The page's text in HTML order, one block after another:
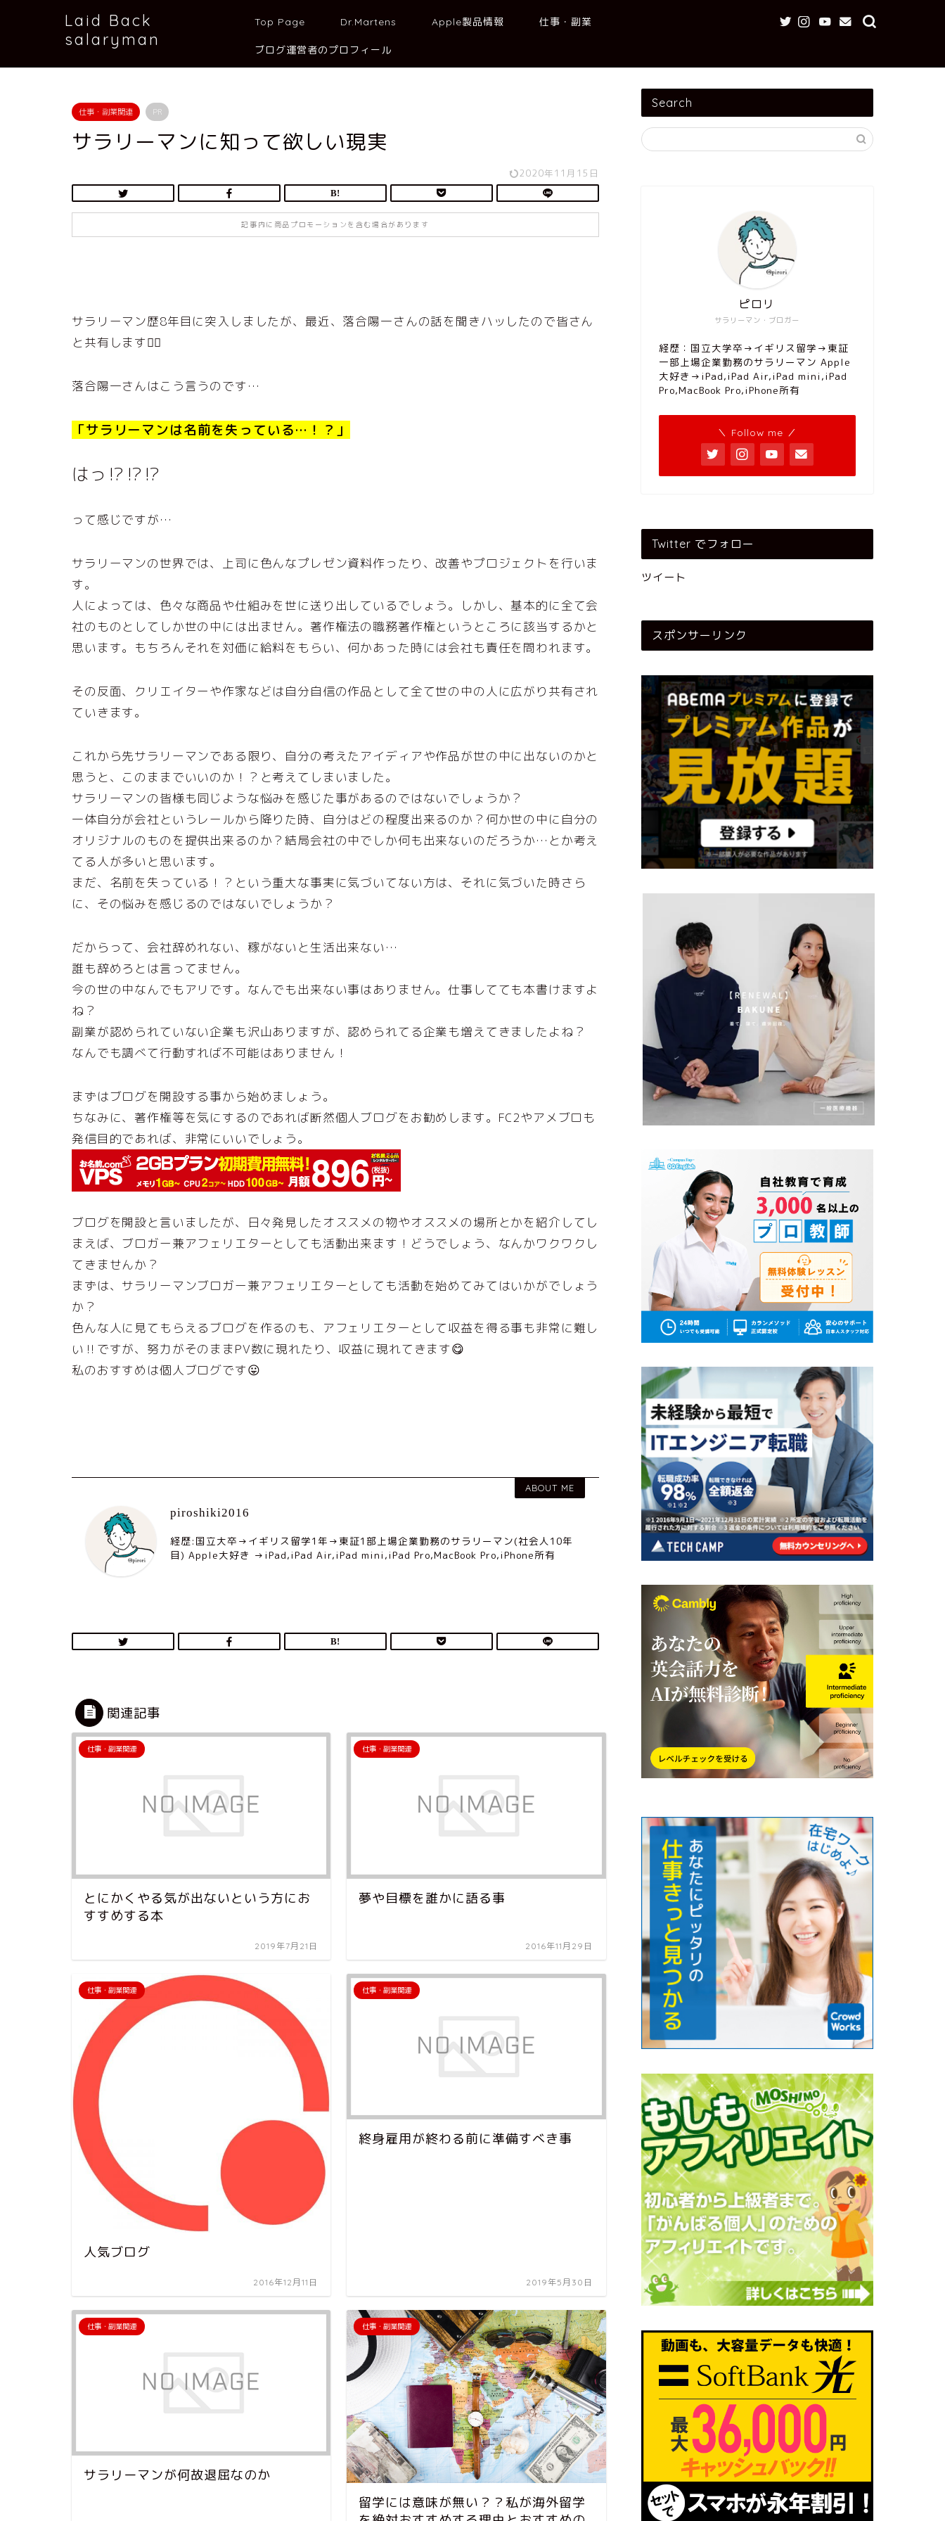
Laid Back
salaryman
Top Page Dr.Martens Apple製品情報 仕事・副業
ブログ運営者のプロフィール
仕事・副業関連 PR
サラリーマンに知って欲しい現実
2020年11月15日
記事内に商品プロモーションを含む場合があります
サラリーマン歴8年目に突入しましたが、最近、落合陽一さんの話を聞きハッしたので皆さん
と共有します🙇‍♂️
落合陽一さんはこう言うのです…
「サラリーマンは名前を失っている…！？」
はっ⁉️⁉️⁉️
って感じですが…
サラリーマンの世界では、上司に色んなプレゼン資料作ったり、改善やプロジェクトを行いま
す。
人によっては、色々な商品や仕組みを世に送り出しているでしょう。しかし、基本的に全て会
社のものとしてしか世の中には出ません。著作権法の職務著作権というところに該当するかと
思います。もちろんそれを対価に給料をもらい、何かあった時には会社も責任を問われます。
その反面、クリエイターや作家などは自分自信の作品として全て世の中の人に広がり共有され
ていきます。
これから先サラリーマンである限り、自分の考えたアイディアや作品が世の中に出ないのかと
思うと、このままでいいのか！？と考えてしまいました。
サラリーマンの皆様も同じような悩みを感じた事があるのではないでしょうか？
一体自分が会社というレールから降りた時、自分はどの程度出来るのか？何か世の中に自分の
オリジナルのものを提供出来るのか？結局会社の中でしか何も出来ないのだろうか…とか考え
てる人が多いと思います。
まだ、名前を失っている！？という重大な事実に気づいてない方は、それに気づいた時さら
に、その悩みを感じるのではないでしょうか？
だからって、会社辞めれない、稼がないと生活出来ない…
誰も辞めろとは言ってません。
今の世の中なんでもアリです。なんでも出来ない事はありません。仕事してても本書けますよ
ね？
副業が認められていない企業も沢山ありますが、認められてる企業も増えてきましたよね？
なんでも調べて行動すれば不可能はありません！
まずはブログを開設する事から始めましょう。
ちなみに、著作権等を気にするのであれば断然個人ブログをお勧めします。FC2やアメブロも
発信目的であれば、非常にいいでしょう。
ブログを開設と言いましたが、日々発見したオススメの物やオススメの場所とかを紹介してし
まえば、ブロガー兼アフェリエターとしても活動出来ます！どうでしょう、なんかワクワクし
てきませんか？
まずは、サラリーマンブロガー兼アフェリエターとしても活動を始めてみてはいかがでしょう
か？
色んな人に見てもらえるブログを作るのも、アフェリエターとして収益を得る事も非常に難し
い‼️ですが、努力がそのままPV数に現れたり、収益に現れてきます😋
私のおすすめは個人ブログです😛
ABOUT ME
piroshiki2016
経歴:国立大卒→イギリス留学1年→東証1部上場企業勤務のサラリーマン(社会人10年
目) Apple大好き →iPad,iPad Air,iPad mini,iPad Pro,MacBook Pro,iPhone所有
関連記事
仕事・副業関連
とにかくやる気が出ないという方にお
すすめする本
2019年7月21日
仕事・副業関連
夢や目標を誰かに語る事
2016年11月29日
仕事・副業関連
人気ブログ
2016年12月11日
仕事・副業関連
終身雇用が終わる前に準備すべき事
2019年5月30日
仕事・副業関連
サラリーマンが何故退屈なのか
仕事・副業関連
留学には意味が無い？？私が海外留学
Search
サラリーマン・ブロガー
ピロリ
経歴：国立大学卒→イギリス留学→東証
一部上場企業勤務のサラリーマン Apple
大好き→iPad,iPad Air,iPad mini,iPad
Pro,MacBook Pro,iPhone所有
＼ Follow me ／
Twitter でフォロー
ツイート
スポンサーリンク